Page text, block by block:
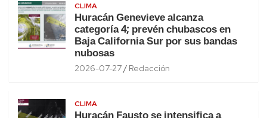
CLIMA
Huracán Genevieve alcanza
categoría 4; prevén chubascos en
Baja California Sur por sus bandas
nubosas
2026-07-27 Redacción
CLIMA